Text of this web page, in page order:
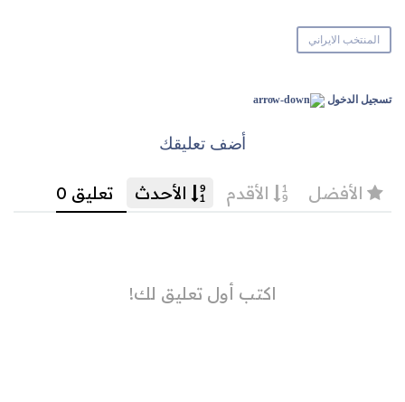
المنتخب الايراني
تسجيل الدخول
أضف تعليقك